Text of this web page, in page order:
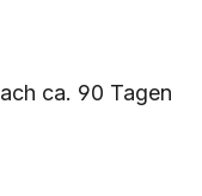
ca. 90 Tagen